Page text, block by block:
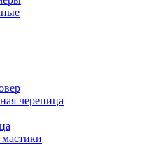
черепица